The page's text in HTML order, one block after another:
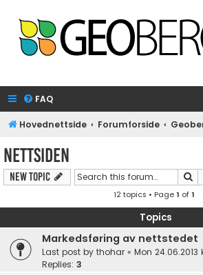
FAQ
Hovednettside Forumforside
Nettsiden
New Topic
12 topics • Page1 of1
Topics
Markedsføring av nettstedet
Last post by thohar « Mon 24.06.2013
Replies: 3